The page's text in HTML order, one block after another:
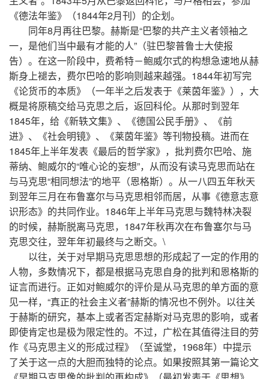
《德法年鉴》（1844年2月刊）的企划。
同年8月再往巴黎。赫斯是“巴黎的共产主义者领袖之
一，是他们当中最有才能的人”（驻巴黎普鲁士大使报
告）。在这一阶段中，费希特－鲍威尔式的构想急速地从赫
斯身上褪去，费尔巴哈的影响则越来越强。1844年初写完
《论货币的本质》（一年半之后发表于《莱茵年鉴》），大
概是将原稿交给马克思之后，返回科伦。从那时到翌年
1845年，给《新轶文集》、《德国公民手册》、《前
进》、《社会明镜》、《莱茵年鉴》等刊物投稿。进而在
1845年上半年发表《最后的哲学家》，批判费尔巴哈、施
蒂纳、鲍威尔的“唯心论的妄想”，从而没有读马克思而站在
与马克思“相同想法”的地平（恩格斯）。从一八四五年秋天
到翌年三月在布鲁塞尔与马克思相邻而居，从事《德意志意
识形态》的共同作业。1846年上半年马克思与魏特林决裂
的时候，赫斯脱离马克思，1847年秋再次在布鲁塞尔与马
克思交往，翌年年初最终与之断交。\
以往，关于对早期马克思思想的形成起了一定的作用的
人物，多数情况下，都是根据马克思自身的批判和恩格斯的
证言而进行。正如对鲍威尔的评价是从马克思的单方面的意
见一样，“真正的社会主义者”赫斯的情况也不例外。以往关
于赫斯的研究，基本上或者否定赫斯对马克思的影响，或者
即使肯定也是极为限定性的。不过，广松在其值得注目的劳
作《马克思主义的形成过程》（至诚堂，1968年）中提示
了关于这一点的大胆而独特的论点。如果按照其第一篇论文